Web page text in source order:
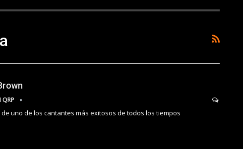
QRP
uno de los cantantes más exitosos de todos los tiempos